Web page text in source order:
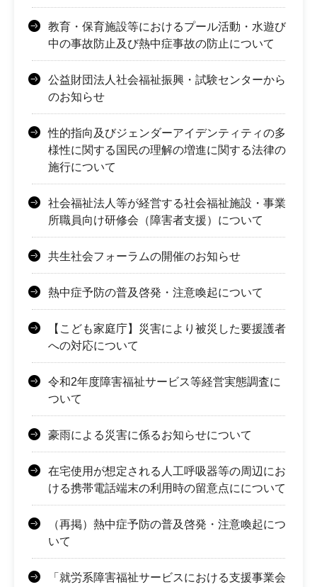
教育・保育施設等におけるプール活動・水遊び
中の事故防止及び熱中症事故の防止について
公益財団法人社会福祉振興・試験センターから
のお知らせ
性的指向及びジェンダーアイデンティティの多
様性に関する国民の理解の増進に関する法律の
施行について
社会福祉法人等が経営する社会福祉施設・事業
所職員向け研修会（障害者支援）について
共生社会フォーラムの開催のお知らせ
熱中症予防の普及啓発・注意喚起について
【こども家庭庁】災害により被災した要援護者
への対応について
令和2年度障害福祉サービス等経営実態調査に
ついて
豪雨による災害に係るお知らせについて
在宅使用が想定される人工呼吸器等の周辺にお
ける携帯電話端末の利用時の留意点にについて
（再掲）熱中症予防の普及啓発・注意喚起につ
いて
「就労系障害福祉サービスにおける支援事業会